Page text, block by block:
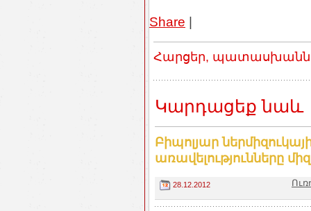
Share |
Հարցեր,
Կարդացեք նաև
Բիպոլյար
առավելությունները
28.12.2012